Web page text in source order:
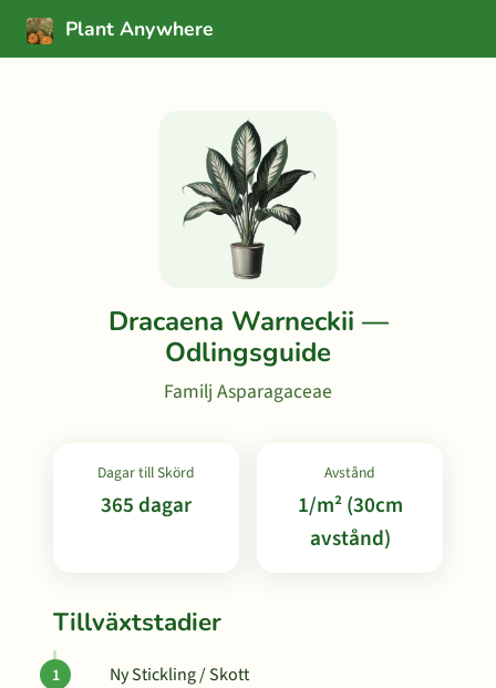
Plant Anywhere
Dracaena Warneckii —
Odlingsguide
Familj Asparagaceae
Dagar till Skörd
365 dagar
Avstånd
1/m² (30cm
avstånd)
Tillväxtstadier
Ny Stickling / Skott